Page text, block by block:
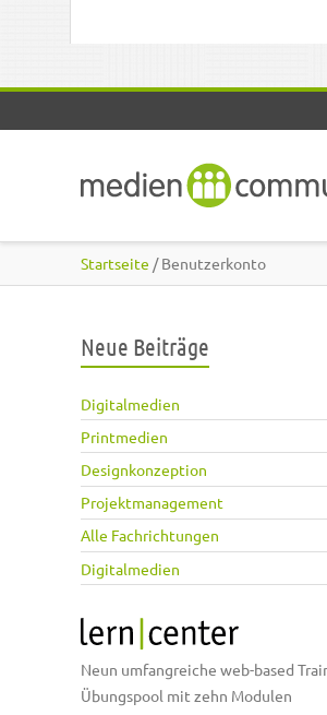
Startseite / Benutzerkonto
Neue Beiträge
Digitalmedien
Printmedien
Designkonzeption
Projektmanagement
Alle Fachrichtungen
Digitalmedien
Neun umfangreiche web-based
Übungspool mit zehn Modulen